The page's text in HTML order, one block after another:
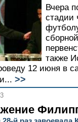
Вчера
стадии
также
12 июня в
>>